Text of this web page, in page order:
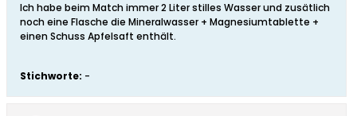
Ich habe beim Match immer 2 Liter stilles Wasser und zusätlich
noch eine Flasche die Mineralwasser + Magnesiumtablette +
einen Schuss Apfelsaft enthält.
Stichworte: -